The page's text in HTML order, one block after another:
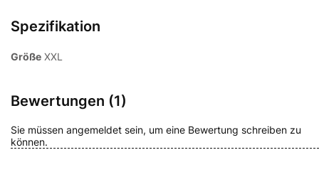
Spezifikation
Größe XXL
Bewertungen (1)
Sie müssen angemeldet sein, um eine Bewertung schreiben zu
können.